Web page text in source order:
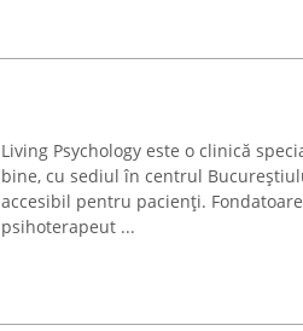
Living Psychology este o clinică
bine, cu sediul în centrul
accesibil pentru pacienți.
psihoterapeut ...